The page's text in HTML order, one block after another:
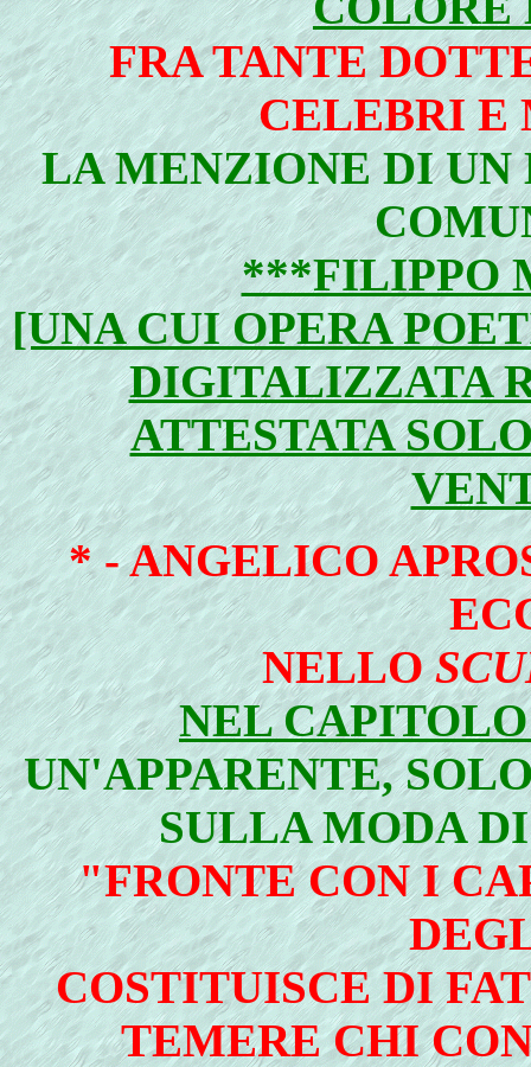
FRA TANTE
CELEBRI E
LA MENZIONE DI UN
***FILIPPO
[UNA CUI OPERA
DIGITALIZZATA
ATTESTATA
* -ANGELICO
NELLO
NEL
UN'APPARENTE,
SULLA MODA
"FRONTE CON I
COSTITUISCE DI
TEMERE CHI